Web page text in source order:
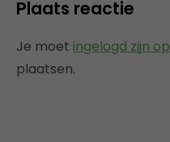
Plaats reactie
Je moet ingelogd zijn op
plaatsen.